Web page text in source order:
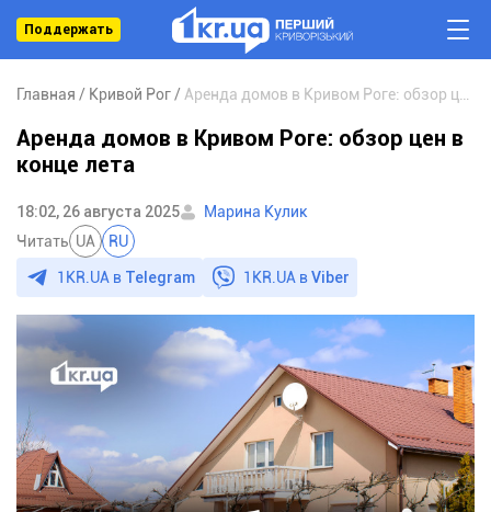
Поддержать
Главная Кривой Рог
Аренда домов в Кривом Роге: обзор цен в
конце лета
18:02, 26 августа 2025
Марина Кулик
Читать UA RU
1KR.UA в Telegram 1KR.UA вViber